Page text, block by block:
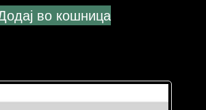
во кошница